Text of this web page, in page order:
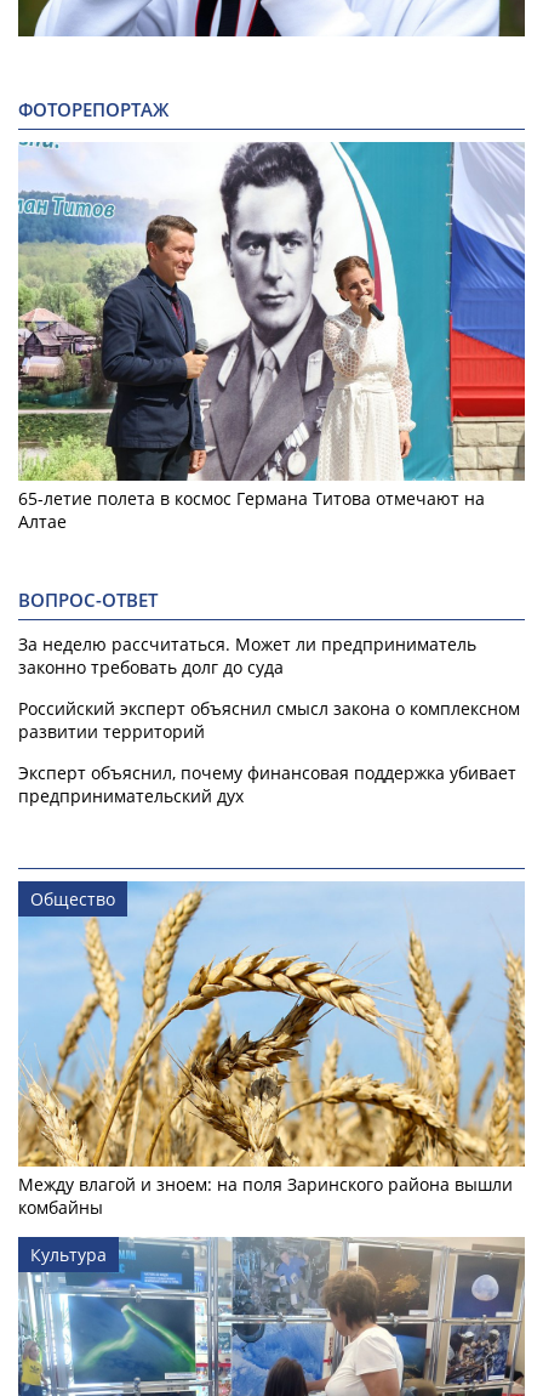
ФОТОРЕПОРТАЖ
65-летие полета в космос Германа Титова отмечают на
Алтае
ВОПРОС-ОТВЕТ
За неделю рассчитаться. Может ли предприниматель
законно требовать долг до суда
Российский эксперт объяснил смысл закона о комплексном
развитии территорий
Эксперт объяснил, почему финансовая поддержка убивает
предпринимательский дух
Общество
Между влагой и зноем: на поля Заринского района вышли
комбайны
Культура